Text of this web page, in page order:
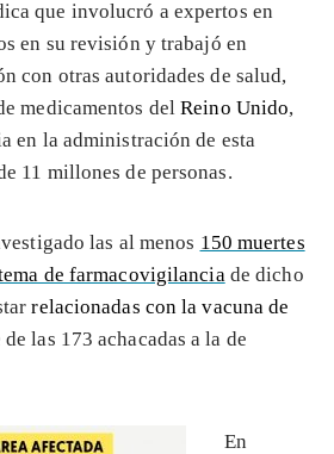
que involucró a expertos en
en su revisión y trabajó en
con otras autoridades de salud,
medicamentos delReino Unido,
en la administración de esta
11 millones de personas.
las al menos 150 muertes
de farmacovigilancia de dicho
relacionadas con la vacuna de
las 173 achacadas a la de
En